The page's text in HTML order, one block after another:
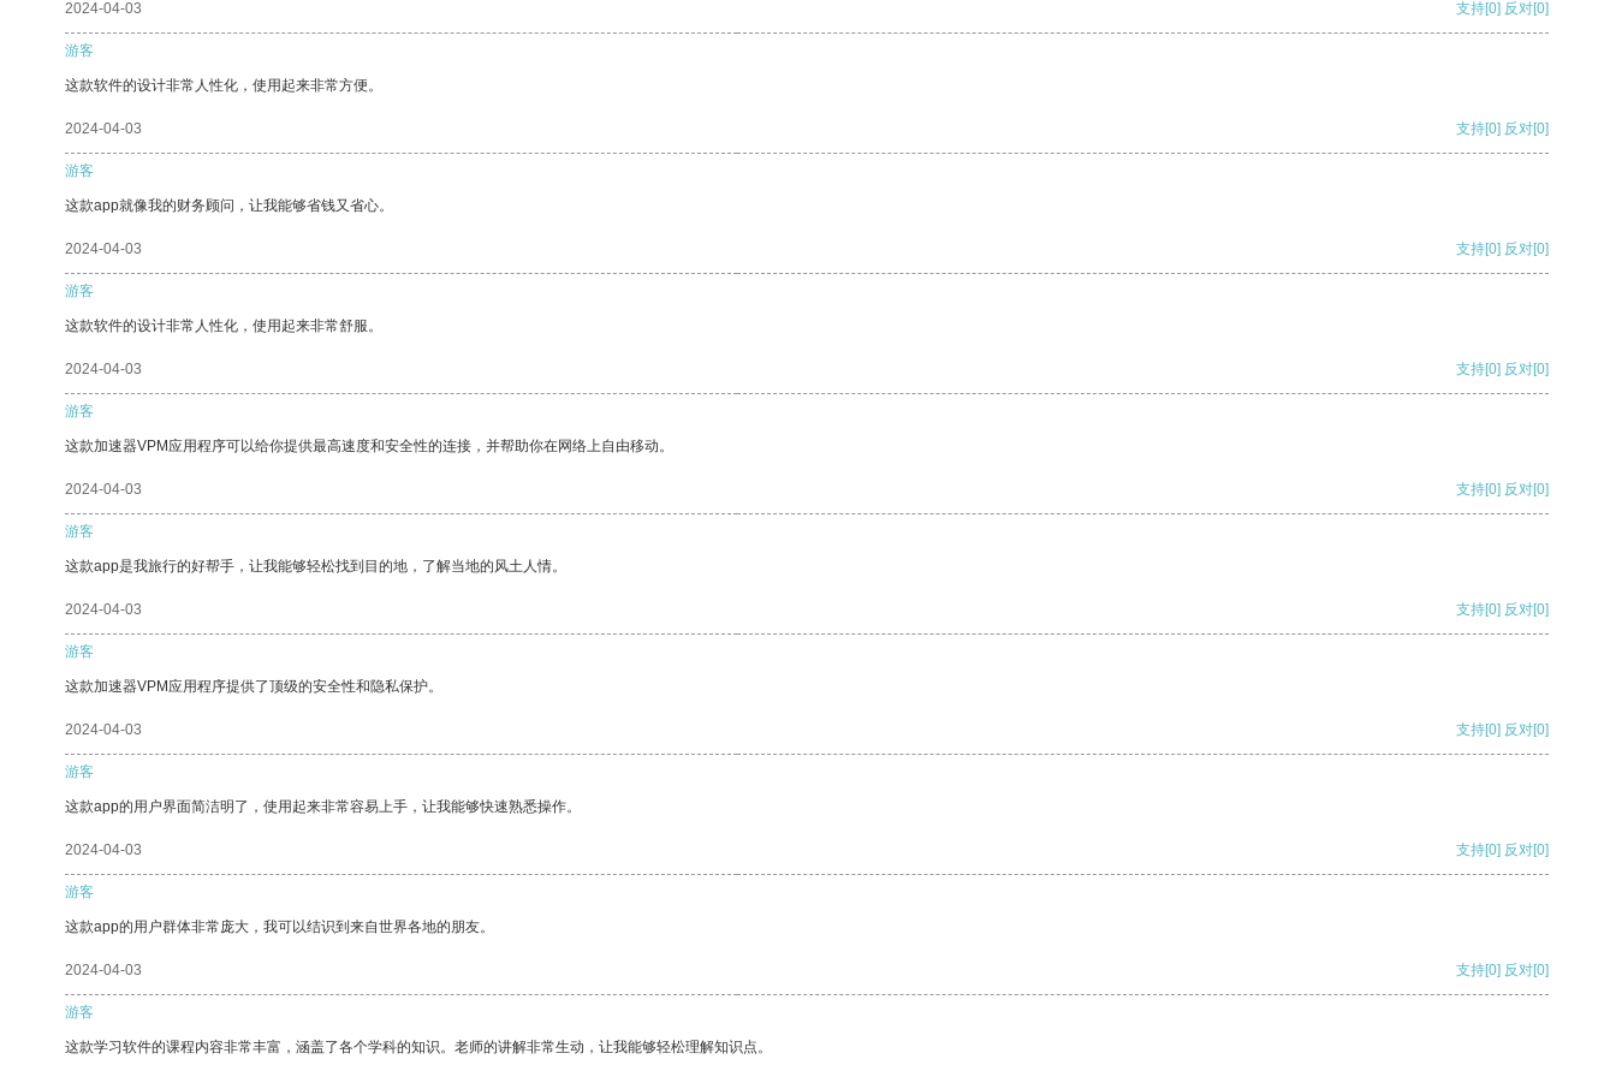
2024-04-03 支持[0] 反对[0]
游客
这款软件的设计非常人性化，使用起来非常方便。
2024-04-03 支持[0] 反对[0]
游客
这款app就像我的财务顾问，让我能够省钱又省心。
2024-04-03 支持[0] 反对[0]
游客
这款软件的设计非常人性化，使用起来非常舒服。
2024-04-03 支持[0] 反对[0]
游客
这款加速器VPM应用程序可以给你提供最高速度和安全性的连接，并帮助你在网络上自由移动。
2024-04-03 支持[0] 反对[0]
游客
这款app是我旅行的好帮手，让我能够轻松找到目的地，了解当地的风土人情。
2024-04-03 支持[0] 反对[0]
游客
这款加速器VPM应用程序提供了顶级的安全性和隐私保护。
2024-04-03 支持[0] 反对[0]
游客
这款app的用户界面简洁明了，使用起来非常容易上手，让我能够快速熟悉操作。
2024-04-03 支持[0] 反对[0]
游客
这款app的用户群体非常庞大，我可以结识到来自世界各地的朋友。
2024-04-03 支持[0] 反对[0]
游客
这款学习软件的课程内容非常丰富，涵盖了各个学科的知识。老师的讲解非常生动，让我能够轻松理解知识点。